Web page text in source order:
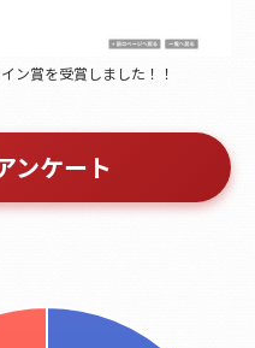
ン賞を受賞しました！！
ンケート